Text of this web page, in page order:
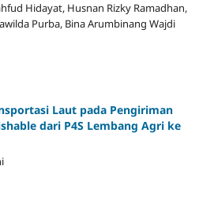
Hidayat, Husnan Rizky Ramadhan,
Purba, Bina Arumbinang Wajdi
Laut pada Pengiriman
dari P4S Lembang Agri ke